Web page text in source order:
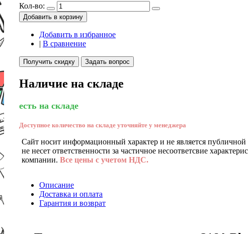
Кол-во:
Добавить в корзину
Добавить в избранное
| В сравнение
Получить скидку Задать вопрос
Наличие на складе
есть на складе
Доступное количество на складе уточняйте у менеджера
Сайт носит информационный характер и не является
не несет ответственности за частичное несоответсвие
компании. Все цены с учетом НДС.
Описание
Доставка и оплата
Гарантия и возврат